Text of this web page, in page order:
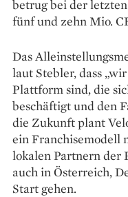
betrug bei der
fünf und zehn Mio.
Das
laut Stebler, dass
Plattform sind, die
beschäftigt und den
die Zukunft plant
ein Franchise­modell
lokalen Partnern der
auch in Österreich,
Start gehen.